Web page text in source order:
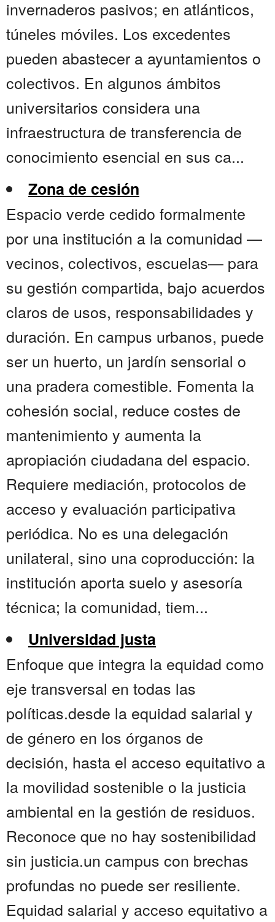
invernaderos pasivos; en atlánticos,
túneles móviles. Los excedentes
pueden abastecer a ayuntamientos o
colectivos. En algunos ámbitos
universitarios considera una
infraestructura de transferencia de
conocimiento esencial en sus ca...
Zona de cesión
Espacio verde cedido formalmente
por una institución a la comunidad —
vecinos, colectivos, escuelas— para
su gestión compartida, bajo acuerdos
claros de usos, responsabilidades y
duración. En campus urbanos, puede
ser un huerto, un jardín sensorial o
una pradera comestible. Fomenta la
cohesión social, reduce costes de
mantenimiento y aumenta la
apropiación ciudadana del espacio.
Requiere mediación, protocolos de
acceso y evaluación participativa
periódica. No es una delegación
unilateral, sino una coproducción: la
institución aporta suelo y asesoría
técnica; la comunidad, tiem...
Universidad justa
Enfoque que integra la equidad como
eje transversal en todas las
políticas.desde la equidad salarial y
de género en los órganos de
decisión, hasta el acceso equitativo a
la movilidad sostenible o la justicia
ambiental en la gestión de residuos.
Reconoce que no hay sostenibilidad
sin justicia.un campus con brechas
profundas no puede ser resiliente.
Equidad salarial y acceso equitativo a